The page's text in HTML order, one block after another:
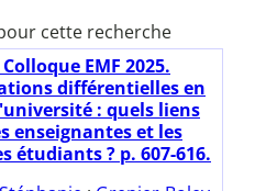
cette recherche
EMF 2025.
différentielles en
: quels liens
enseignantes et les
étudiants ? p. 607-616.